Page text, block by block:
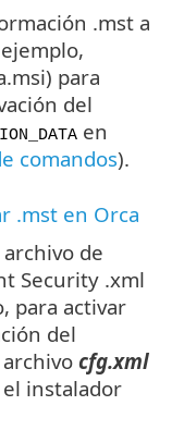
.mst a
para
del
en
comandos).
.mst en Orca
archivo de
Security .xml
para activar
del
cfg.xml
instalador